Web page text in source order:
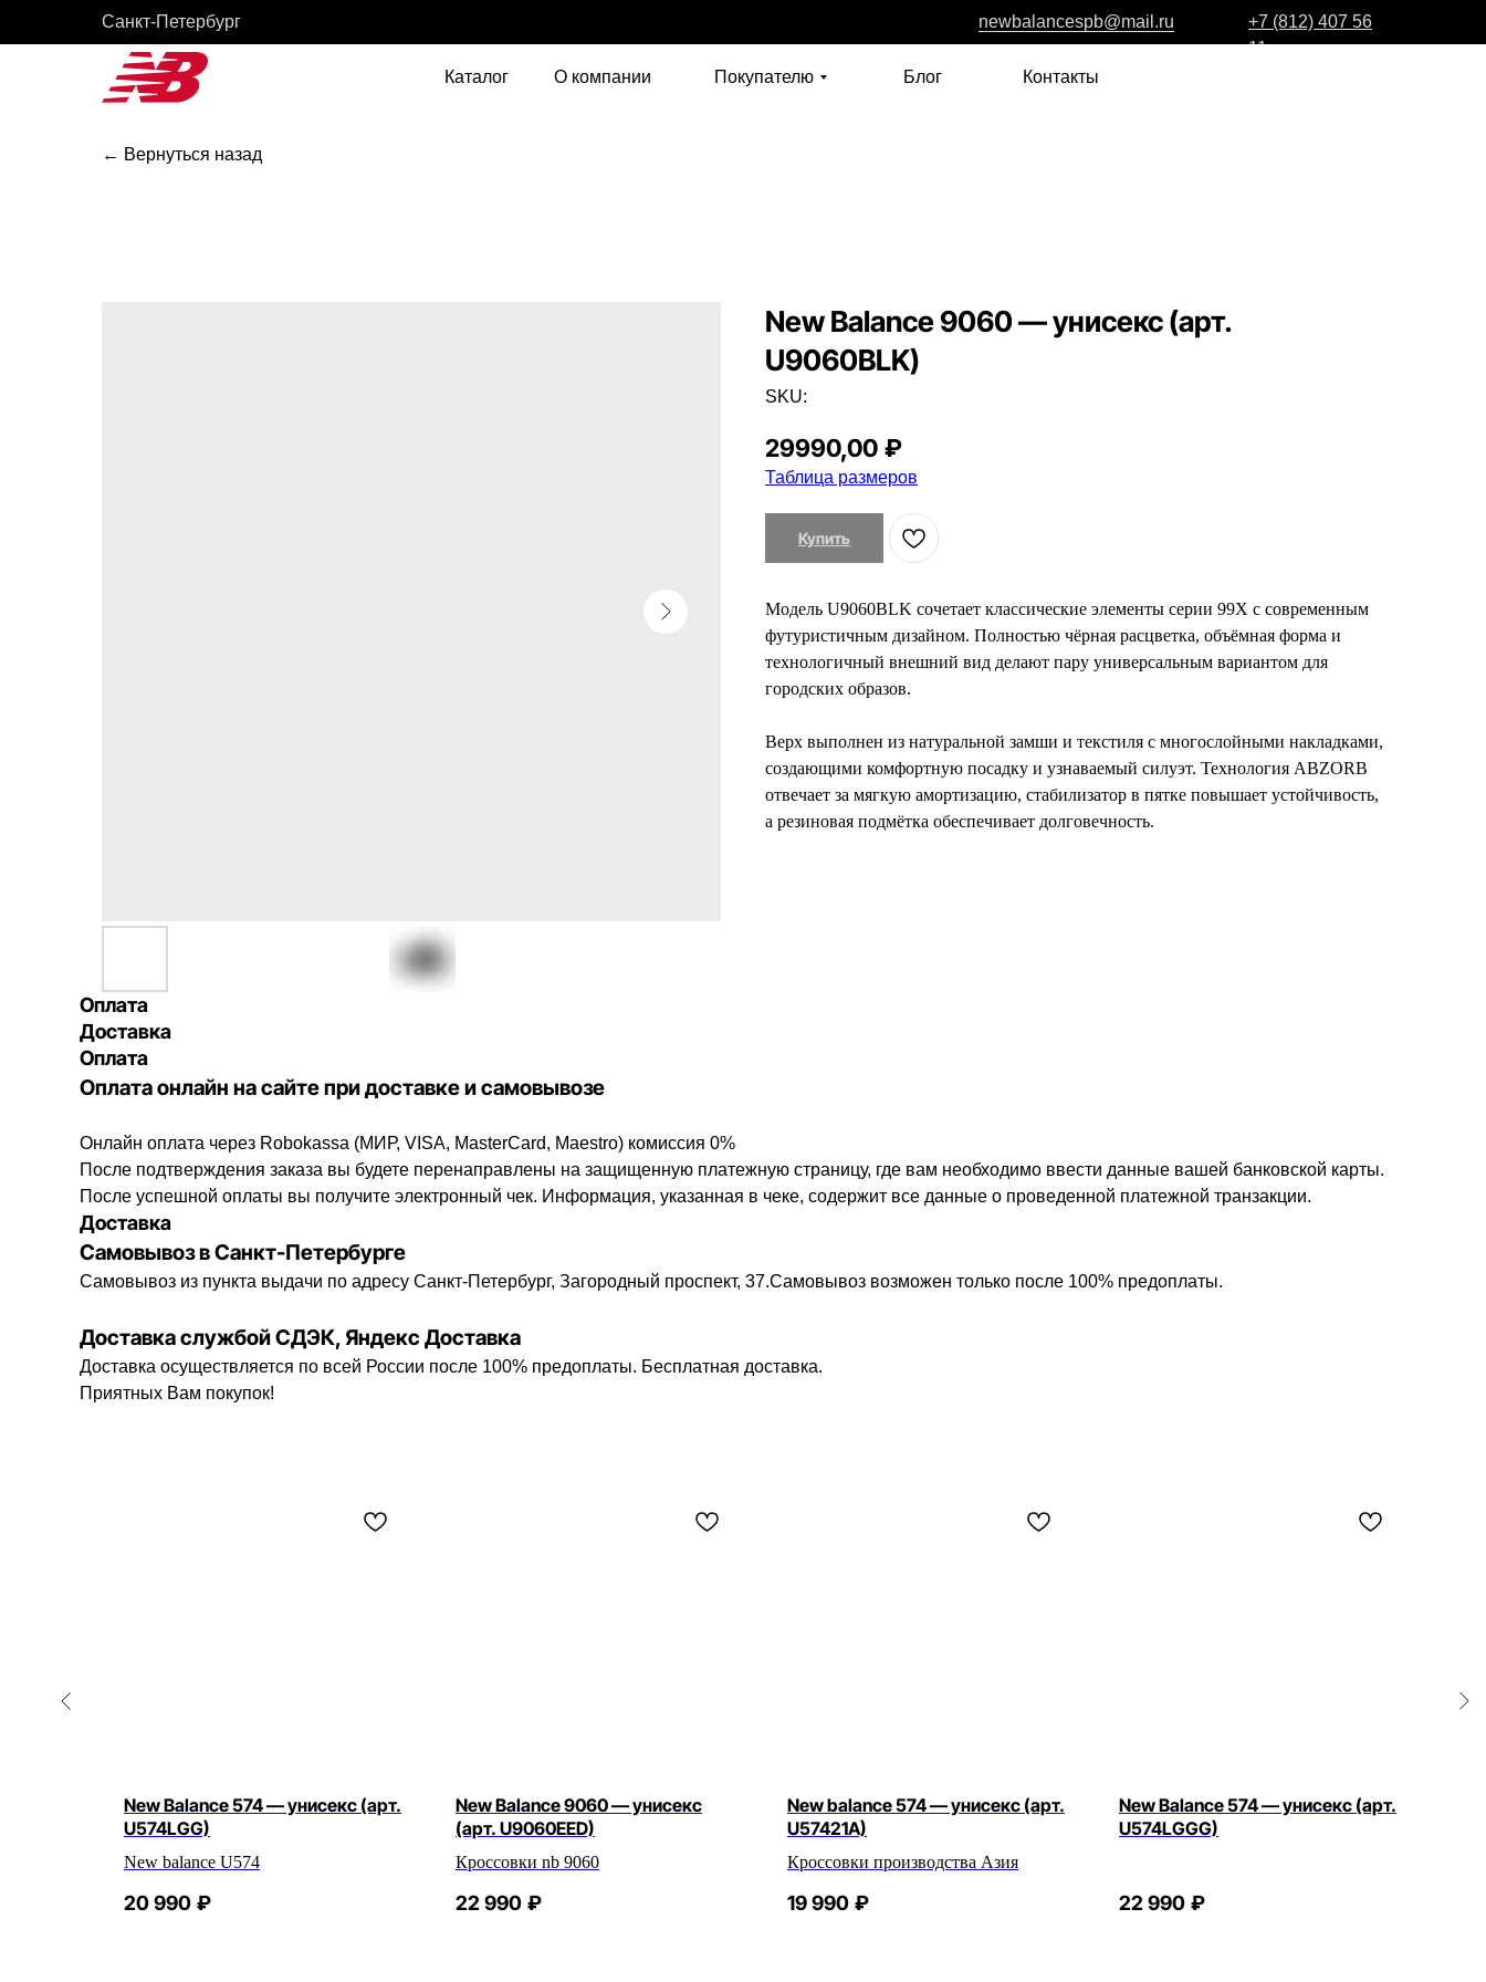
Cанкт-Петербург newbalancespb@mail.ru
+7 (812) 407 56
11
Каталог
О компании Покупателю Блог Контакты
← Вернуться назад
New Balance 9060 — унисекс (арт.
U9060BLK)
SKU:
29990,00 ₽
Таблица размеров
Купить
Модель U9060BLK сочетает классические элементы серии 99X с современным
футуристичным дизайном. Полностью чёрная расцветка, объёмная форма и
технологичный внешний вид делают пару универсальным вариантом для
городских образов.
Верх выполнен из натуральной замши и текстиля с многослойными накладками,
создающими комфортную посадку и узнаваемый силуэт. Технология ABZORB
отвечает за мягкую амортизацию, стабилизатор в пятке повышает устойчивость,
а резиновая подмётка обеспечивает долговечность.
Оплата
Доставка
Оплата
Оплата онлайн на сайте при доставке и самовывозе
Онлайн оплата через Robokassa (МИР, VISA, MasterCard, Maestro) комиссия 0%
После подтверждения заказа вы будете перенаправлены на защищенную платежную страницу, где вам необходимо ввести данные вашей банковской карты.
После успешной оплаты вы получите электронный чек. Информация, указанная в чеке, содержит все данные о проведенной платежной транзакции.
Доставка
Самовывоз в Санкт-Петербурге
Самовывоз из пункта выдачи по адресу Санкт-Петербург, Загородный проспект, 37.Самовывоз возможен только после 100% предоплаты.
Доставка службой СДЭК, Яндекс Доставка
Доставка осуществляется по всей России после 100% предоплаты. Бесплатная доставка.
Приятных Вам покупок!
New Balance 574 — унисекс (арт.
U574LGG)
New balance U574
20 990 ₽
New Balance 9060 — унисекс
(арт. U9060EED)
Кроссовки nb 9060
22 990 ₽
New balance 574 — унисекс (арт.
U57421A)
Кроссовки производства Азия
19 990 ₽
New Balance 574 — унисекс (арт.
U574LGGG)
22 990 ₽